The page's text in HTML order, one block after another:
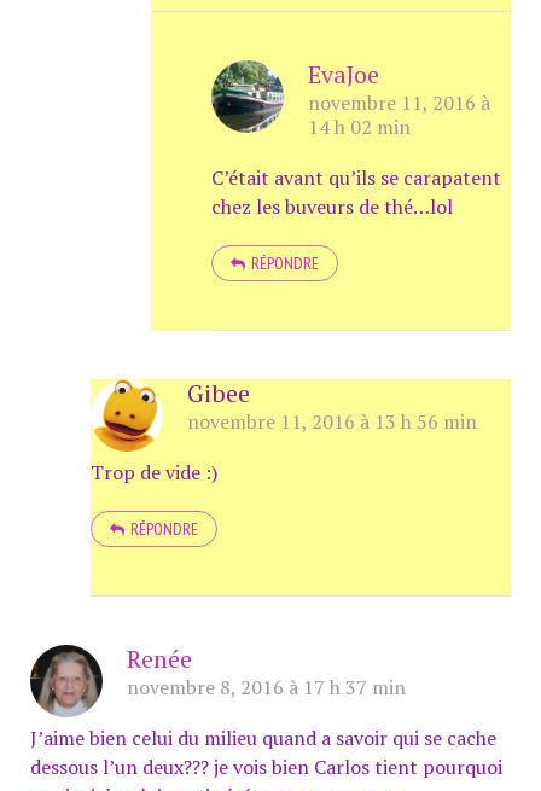
EvaJoe
novembre 11, 2016 à
14 h 02 min
C’était avant qu’ils se carapatent
chez les buveurs de thé…lol
RÉPONDRE
Gibee
novembre 11, 2016 à 13 h 56 min
Trop de vide :)
RÉPONDRE
Renée
novembre 8, 2016 à 17 h 37 min
J’aime bien celui du milieu quand a savoir qui se cache
dessous l’un deux??? je vois bien Carlos tient pourquoi